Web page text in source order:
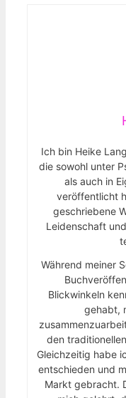
Ich bin Heike
die sowohl unter
als auch in
veröffentlicht
geschriebene
Leidenschaft
Während meiner
Blickwinkeln
gehabt,
den
Gleichzeitig habe
entschieden und
Markt gebracht.